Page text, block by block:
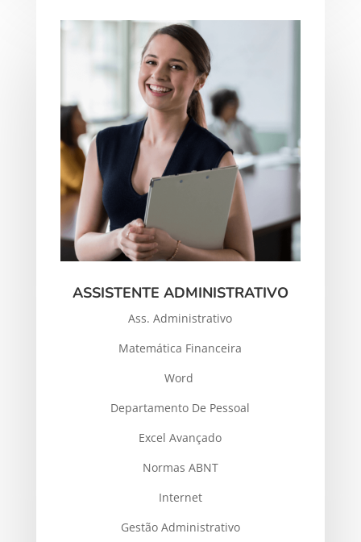
ASSISTENTE ADMINISTRATIVO
Ass. Administrativo
Matemática Financeira
Word
Departamento De Pessoal
Excel Avançado
Normas ABNT
Internet
Gestão Administrativo